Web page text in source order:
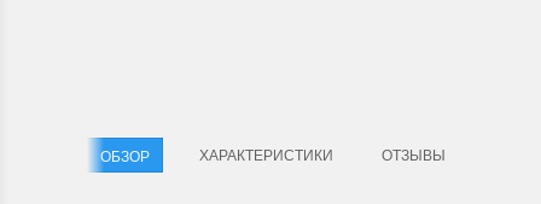
ОБЗОР ХАРАКТЕРИСТИКИ ОТЗЫВЫ